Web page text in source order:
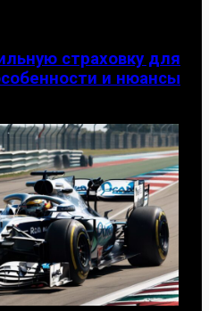
страховку для
и нюансы